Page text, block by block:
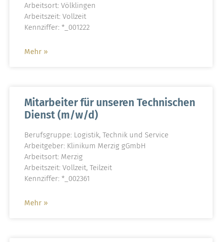
Arbeitsort: Völklingen
Arbeitszeit: Vollzeit
Kennziffer: *_001222
Mehr »
Mitarbeiter für unseren Technischen
Dienst (m/w/d)
Berufsgruppe: Logistik, Technik und Service
Arbeitgeber: Klinikum Merzig gGmbH
Arbeitsort: Merzig
Arbeitszeit: Vollzeit, Teilzeit
Kennziffer: *_002361
Mehr »